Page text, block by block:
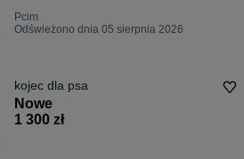
Pcim
Odświeżono dnia 05 sierpnia 2026
kojec dla psa
Nowe
1 300 zł